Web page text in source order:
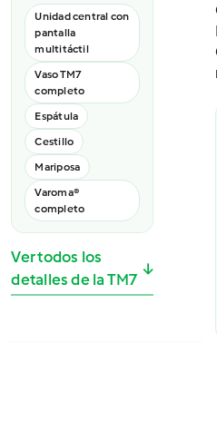
Unidad central con
pantalla
multitáctil
Vaso TM7
completo
Espátula
Cestillo
Mariposa
Varoma®
completo
Ver todos los
detalles de la TM7
↓